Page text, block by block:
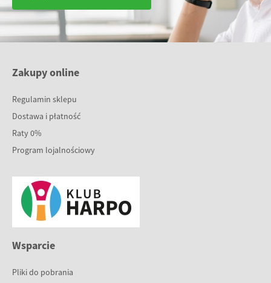
Zakupy online
Regulamin sklepu
Dostawa i płatność
Raty 0%
Program lojalnościowy
Wsparcie
Pliki do pobrania